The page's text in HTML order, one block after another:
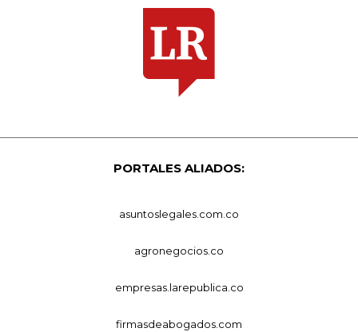
PORTALES ALIADOS:
asuntoslegales.com.co
agronegocios.co
empresas.larepublica.co
firmasdeabogados.com